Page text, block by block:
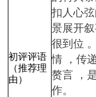
初评评语
（推荐理
由）
扣人心
景展开
很到位
情 ，传
赘言 ，
作。